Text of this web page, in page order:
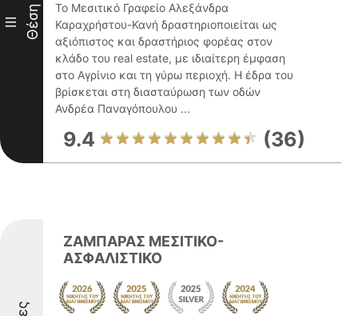
III Θέση
Το Μεσιτικό Γραφείο Αλεξάνδρα
Καραχρήστου-Κανή δραστηριοποιείται ως
αξιόπιστος και δραστήριος φορέας στον
κλάδο του real estate, με ιδιαίτερη έμφαση
στο Αγρίνιο και τη γύρω περιοχή. Η έδρα του
βρίσκεται στη διασταύρωση των οδών
Ανδρέα Παναγόπουλου ...
9.4 (36)
ΖΑΜΠΑΡΑΣ ΜΕΣΙΤΙΚΟ-
ΑΣΦΑΛΙΣΤΙΚΟ